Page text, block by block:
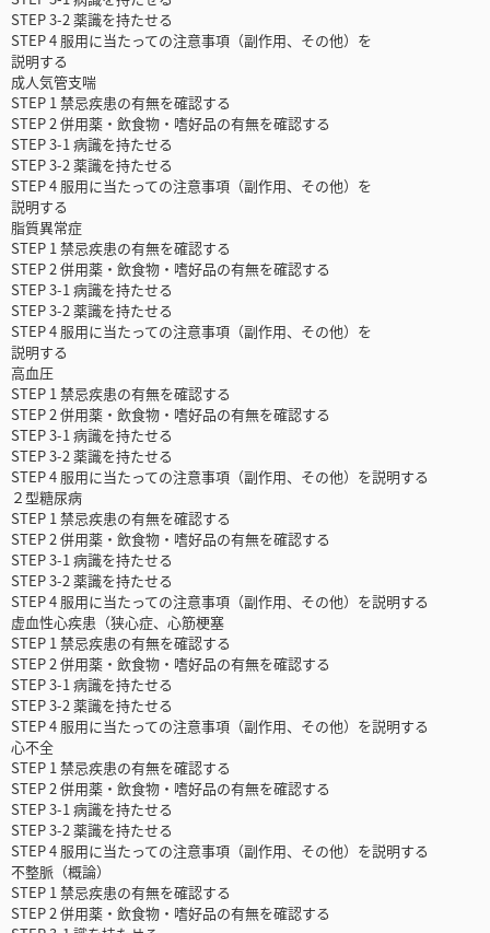
STEP 3-2 薬識を持たせる
STEP 4 服用に当たっての注意事項（副作用、その他）を
説明する
成人気管支喘
STEP 1 禁忌疾患の有無を確認する
STEP 2 併用薬・飲食物・嗜好品の有無を確認する
STEP 3-1 病識を持たせる
STEP 3-2 薬識を持たせる
STEP 4 服用に当たっての注意事項（副作用、その他）を
説明する
脂質異常症
STEP 1 禁忌疾患の有無を確認する
STEP 2 併用薬・飲食物・嗜好品の有無を確認する
STEP 3-1 病識を持たせる
STEP 3-2 薬識を持たせる
STEP 4 服用に当たっての注意事項（副作用、その他）を
説明する
高血圧
STEP 1 禁忌疾患の有無を確認する
STEP 2 併用薬・飲食物・嗜好品の有無を確認する
STEP 3-1 病識を持たせる
STEP 3-2 薬識を持たせる
STEP 4 服用に当たっての注意事項（副作用、その他）を説明する
２型糖尿病
STEP 1 禁忌疾患の有無を確認する
STEP 2 併用薬・飲食物・嗜好品の有無を確認する
STEP 3-1 病識を持たせる
STEP 3-2 薬識を持たせる
STEP 4 服用に当たっての注意事項（副作用、その他）を説明する
虚血性心疾患（狭心症、心筋梗塞
STEP 1 禁忌疾患の有無を確認する
STEP 2 併用薬・飲食物・嗜好品の有無を確認する
STEP 3-1 病識を持たせる
STEP 3-2 薬識を持たせる
STEP 4 服用に当たっての注意事項（副作用、その他）を説明する
心不全
STEP 1 禁忌疾患の有無を確認する
STEP 2 併用薬・飲食物・嗜好品の有無を確認する
STEP 3-1 病識を持たせる
STEP 3-2 薬識を持たせる
STEP 4 服用に当たっての注意事項（副作用、その他）を説明する
不整脈（概論）
STEP 1 禁忌疾患の有無を確認する
STEP 2 併用薬・飲食物・嗜好品の有無を確認する